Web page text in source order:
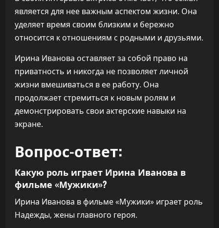
является для нее важным аспектом жизни. Она
уделяет время своим близким и бережно
относится к отношениям с родными и друзьями.
Ирина Иванова оставляет за собой право на
приватность и никогда не позволяет личной
жизни вмешиваться в ее работу. Она
продолжает стремиться к новым ролям и
демонстрировать свои актерские навыки на
экране.
Вопрос-ответ:
Какую роль играет Ирина Иванова в
фильме «Мужики»?
Ирина Иванова в фильме «Мужики» играет роль
Надежды, жены главного героя.